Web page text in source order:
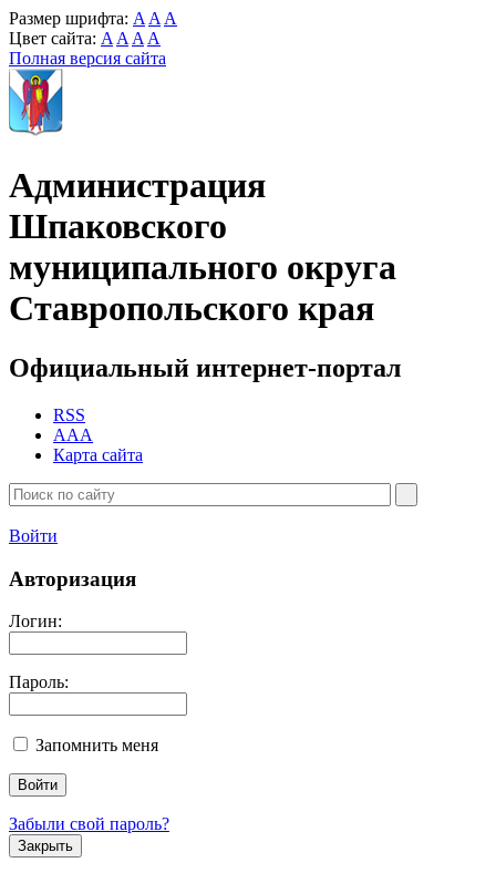
Размер шрифта: A A A
Цвет сайта: A A A A
Полная версия сайта
Администрация
Шпаковского
муниципального округа
Ставропольского края
Официальный интернет-портал
RSS
AAA
Карта сайта
Войти
Авторизация
Логин:
Пароль:
Запомнить меня
Забыли свой пароль?
Закрыть